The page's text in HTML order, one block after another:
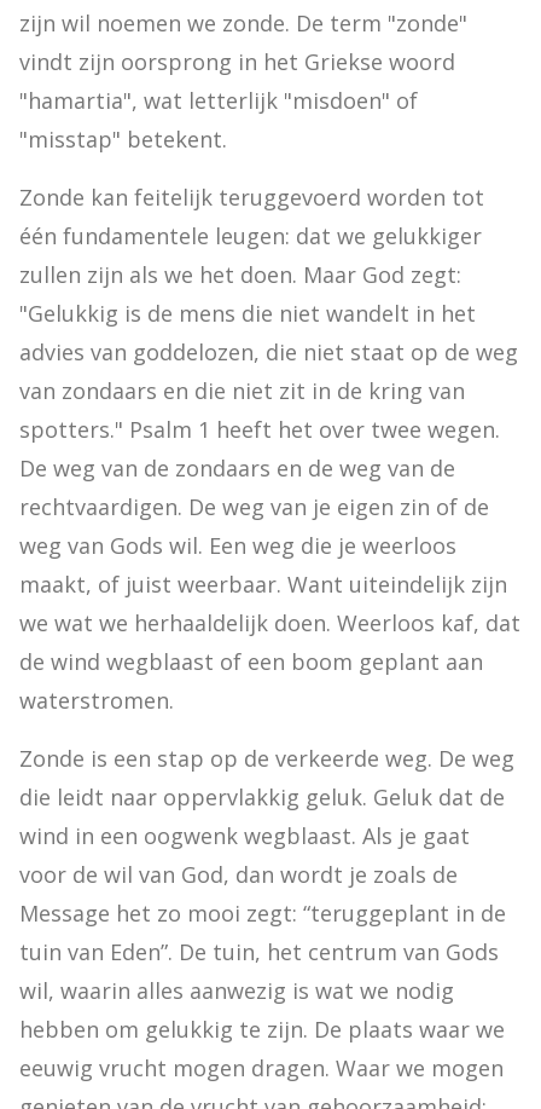
zijn wil noemen we zonde. De term "zonde"
vindt zijn oorsprong in het Griekse woord
"hamartia", wat letterlijk "misdoen" of
"misstap" betekent.
Zonde kan feitelijk teruggevoerd worden tot
één fundamentele leugen: dat we gelukkiger
zullen zijn als we het doen. Maar God zegt:
"Gelukkig is de mens die niet wandelt in het
advies van goddelozen, die niet staat op de weg
van zondaars en die niet zit in de kring van
spotters." Psalm 1 heeft het over twee wegen.
De weg van de zondaars en de weg van de
rechtvaardigen. De weg van je eigen zin of de
weg van Gods wil. Een weg die je weerloos
maakt, of juist weerbaar. Want uiteindelijk zijn
we wat we herhaaldelijk doen. Weerloos kaf, dat
de wind wegblaast of een boom geplant aan
waterstromen.
Zonde is een stap op de verkeerde weg. De weg
die leidt naar oppervlakkig geluk. Geluk dat de
wind in een oogwenk wegblaast. Als je gaat
voor de wil van God, dan wordt je zoals de
Message het zo mooi zegt: “teruggeplant in de
tuin van Eden”. De tuin, het centrum van Gods
wil, waarin alles aanwezig is wat we nodig
hebben om gelukkig te zijn. De plaats waar we
eeuwig vrucht mogen dragen. Waar we mogen